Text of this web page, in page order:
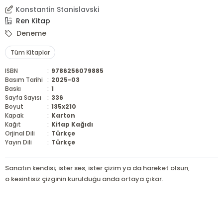
Konstantin Stanislavski
Ren Kitap
Deneme
Tüm Kitaplar
ISBN : 9786256079885
Basım Tarihi : 2025-03
Baskı
: 1
Sayfa Sayısı
: 336
Boyut
: 135x210
Kapak
: Karton
Kağıt
: Kitap Kağıdı
Orjinal Dili
: Türkçe
Yayın Dili
: Türkçe
Sanatın kendisi; ister ses, ister çizim ya da hareket olsun,
o kesintisiz çizginin kurulduğu anda ortaya çıkar.